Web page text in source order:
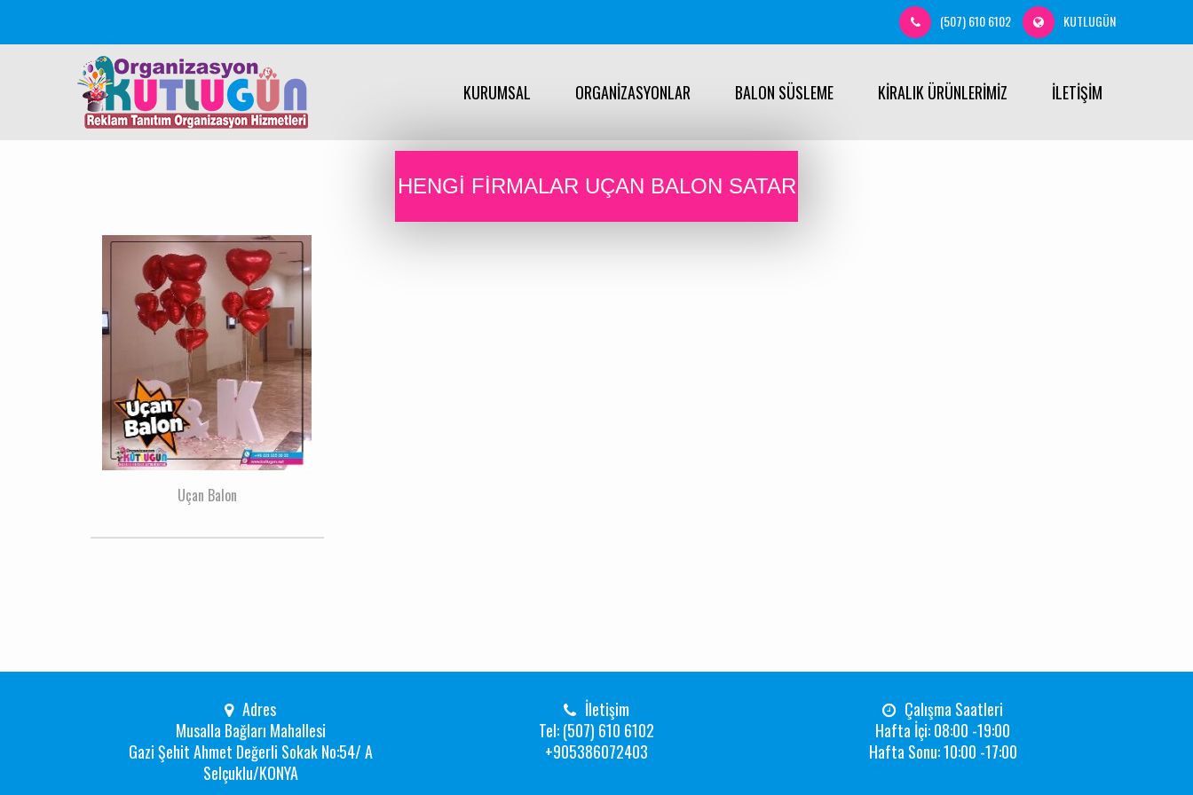
(507) 610 6102 KUTLUGÜN
KURUMSAL ORGANİZASYONLAR BALON SÜSLEME KİRALIK ÜRÜNLERİMİZ İLETİŞİM
HENGI FIRMALAR UÇAN BALON SATAR
Uçan Balon
Adres
Musalla Bağları Mahallesi
Gazi Şehit Ahmet Değerli Sokak No:54/ A
Selçuklu/KONYA
İletişim
Tel: (507) 610 6102
+905386072403
Çalışma Saatleri
Hafta İçi: 08:00 -19:00
Hafta Sonu: 10:00 -17:00